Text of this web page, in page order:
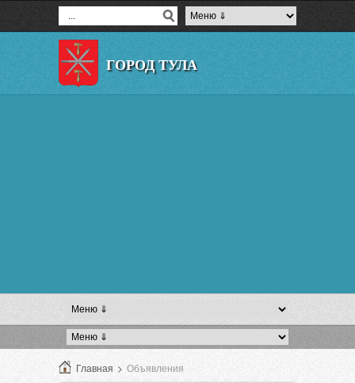
ГОРОД ТУЛА
Главная > Объявления